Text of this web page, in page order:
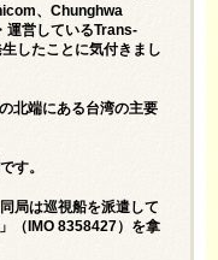
、Chunghwa
運営しているTrans-
したことに気付きまし
北端にある台湾の主要
です。
局は巡視船を派遣して
（IMO 8358427）を拿